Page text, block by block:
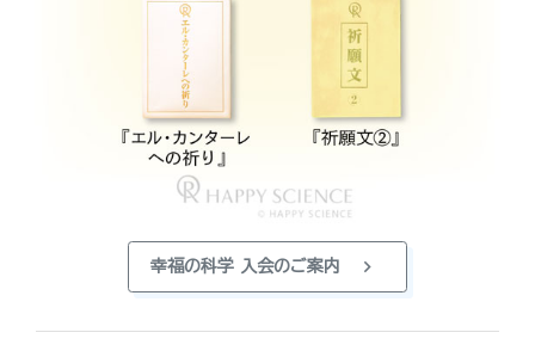
幸福の科学 入会のご案内 chevron_right